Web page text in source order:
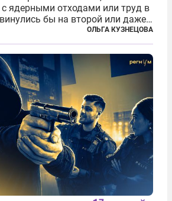
с ядерными отходами или труд в
бы на второй или даже
блогерам, журналистам и
бы выйти вперед. В
штата Синалоа, прямо во...
ОЛЬГА КУЗНЕЦОВА